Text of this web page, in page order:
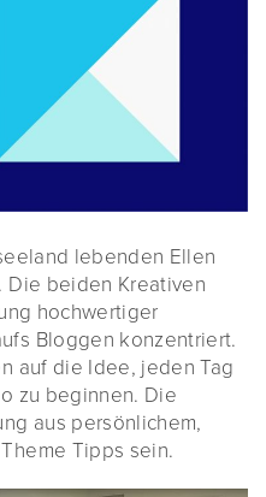
lebenden Ellen
Die beiden Kreativen
hochwertiger
Bloggen konzentriert.
auf die Idee, jeden Tag
zu beginnen. Die
aus persönlichem,
Tipps sein.